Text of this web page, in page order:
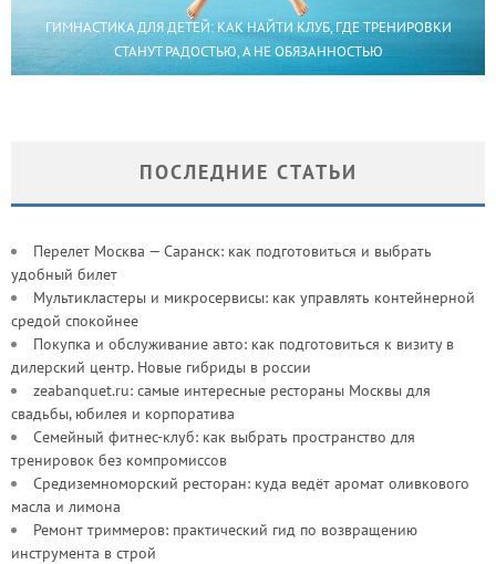
ГИМНАСТИКА ДЛЯ ДЕТЕЙ: КАК НАЙТИ КЛУБ, ГДЕ ТРЕНИРОВКИ
СТАНУТ РАДОСТЬЮ, А НЕ ОБЯЗАННОСТЬЮ
ПОСЛЕДНИЕ СТАТЬИ
Перелет Москва — Саранск: как подготовиться и выбрать
удобный билет
Мультикластеры и микросервисы: как управлять контейнерной
средой спокойнее
Покупка и обслуживание авто: как подготовиться к визиту в
дилерский центр. Новые гибриды в россии
zeabanquet.ru: самые интересные рестораны Москвы для
свадьбы, юбилея и корпоратива
Семейный фитнес-клуб: как выбрать пространство для
тренировок без компромиссов
Средиземноморский ресторан: куда ведёт аромат оливкового
масла и лимона
Ремонт триммеров: практический гид по возвращению
инструмента в строй